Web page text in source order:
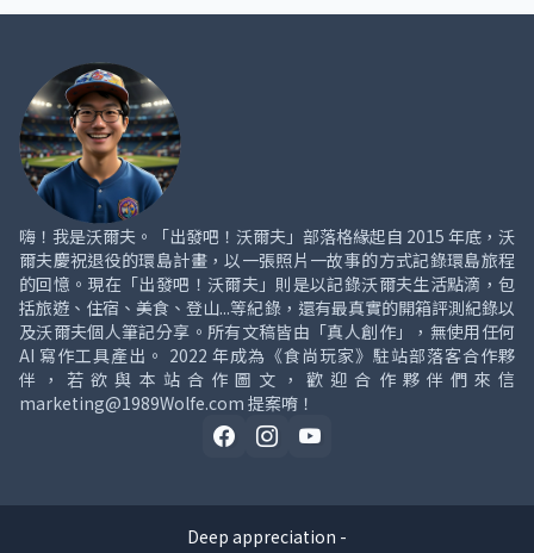
嗨！我是沃爾夫。「出發吧！沃爾夫」部落格緣起自 2015 年底，沃
爾夫慶祝退役的環島計畫，以一張照片一故事的方式記錄環島旅程
的回憶。現在「出發吧！沃爾夫」則是以記錄沃爾夫生活點滴，包
括旅遊、住宿、美食、登山...等紀錄，還有最真實的開箱評測紀錄以
及沃爾夫個人筆記分享。所有文稿皆由「真人創作」，無使用任何
AI 寫作工具產出。 2022 年成為《食尚玩家》駐站部落客合作夥
伴，若欲與本站合作圖文，歡迎合作夥伴們來信
marketing@1989Wolfe.com 提案唷！
Deep appreciation -